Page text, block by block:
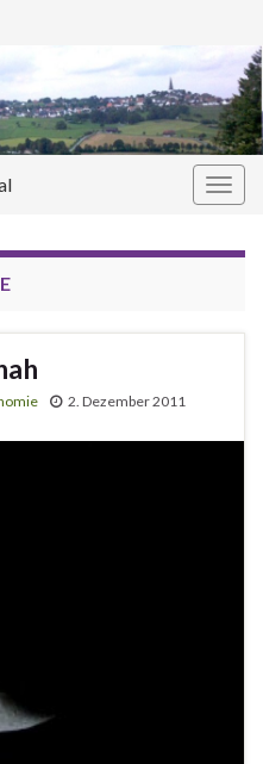
2. Dezember 2011